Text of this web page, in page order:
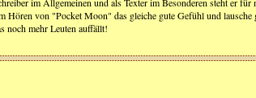
von "Pocket Moon" das gleiche gute Gefühl und lausche
noch mehr Leuten auffällt!